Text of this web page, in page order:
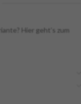
Hier geht’s zum